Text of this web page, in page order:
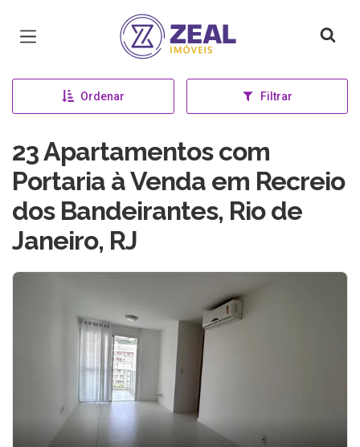
Página inicial
Ordenar Filtrar
23 Apartamentos com
Portaria à Venda em Recreio
dos Bandeirantes, Rio de
Janeiro, RJ